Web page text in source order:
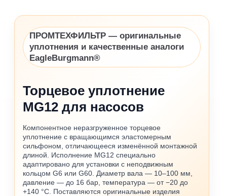
ПРОМТЕХФИЛЬТР — оригинальные
уплотнения и качественные аналоги
EagleBurgmann®
Торцевое уплотнение
MG12 для насосов
Компонентное неразгруженное торцевое
уплотнение с вращающимся эластомерным
сильфоном, отличающееся изменённой монтажной
длиной. Исполнение MG12 специально
адаптировано для установки с неподвижным
кольцом G6 или G60. Диаметр вала — 10–100 мм,
давление — до 16 бар, температура — от −20 до
+140 °C. Поставляются оригинальные изделия